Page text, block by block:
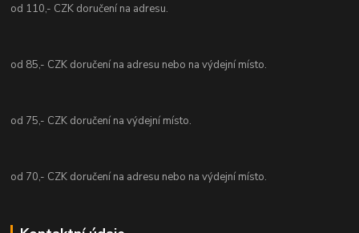
od 110,- CZK doručení na adresu.
od 85,- CZK doručení na adresu nebo na výdejní místo.
od 75,- CZK doručení na výdejní místo.
od 70,- CZK doručení na adresu nebo na výdejní místo.